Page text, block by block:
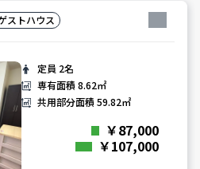
ストハウス
定員 2名
専有面積8.62㎡
共用部分面積59.82㎡
￥87,000
￥107,000